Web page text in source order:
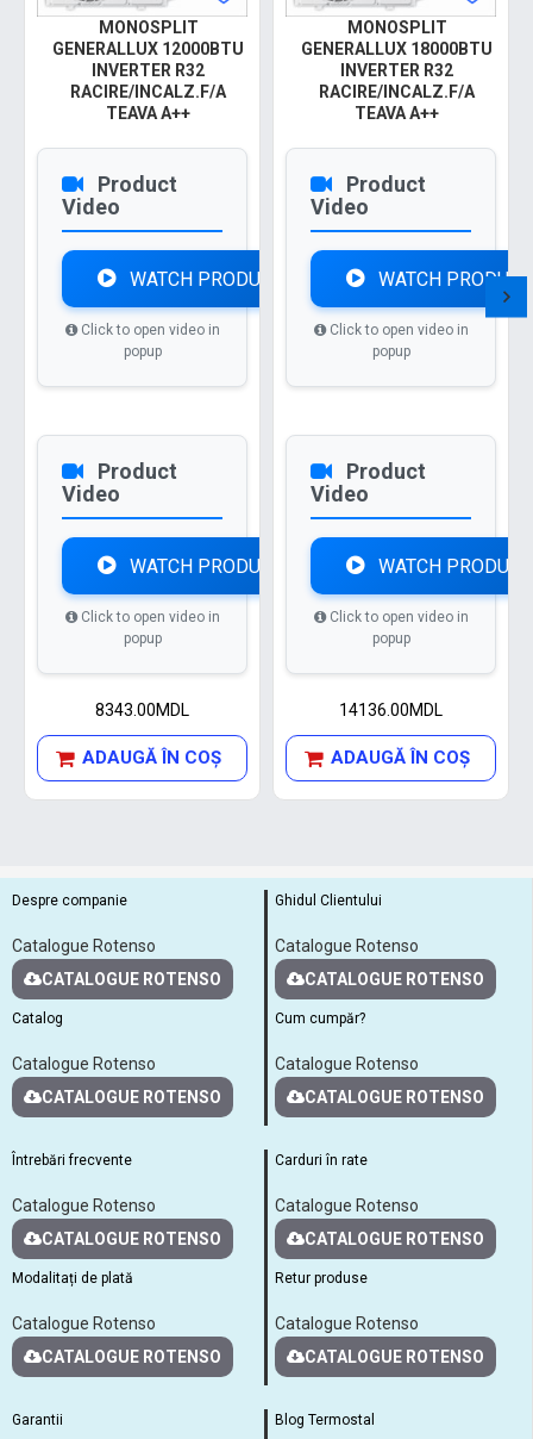
MONOSPLIT
GENERALLUX 12000BTU
INVERTER R32
RACIRE/INCALZ.F/A
TEAVA A++
Product
Video
WATCH PRODUCT VIDEO
Click to open video in
popup
Product
Video
WATCH PRODUCT VIDEO
Click to open video in
popup
8343.00MDL
ADAUGĂ ÎN COŞ
MONOSPLIT
GENERALLUX 18000BTU
INVERTER R32
RACIRE/INCALZ.F/A
TEAVA A++
Product
Video
WATCH
Click to open video in
popup
Product
Video
WATCH
Click to open video in
popup
14136.00MDL
ADAUGĂ ÎN COŞ
Despre companie
Catalogue Rotenso
CATALOGUE ROTENSO
Catalog
Catalogue Rotenso
CATALOGUE ROTENSO
Ghidul Clientului
Catalogue Rotenso
CATALOGUE ROTENSO
Cum cumpăr?
Catalogue Rotenso
CATALOGUE ROTENSO
Întrebări frecvente
Catalogue Rotenso
CATALOGUE ROTENSO
Modalitați de plată
Catalogue Rotenso
CATALOGUE ROTENSO
Carduri în rate
Catalogue Rotenso
CATALOGUE ROTENSO
Retur produse
Catalogue Rotenso
CATALOGUE ROTENSO
Garantii Blog Termostal